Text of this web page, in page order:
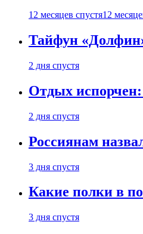
12 месяцев спустя12
Тайфун
2 дня спустя
Отдых испорчен:
2 дня спустя
Россиянам
3 дня спустя
Какие полки в
3 дня спустя